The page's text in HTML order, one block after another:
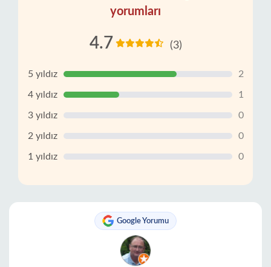
yorumları
4.7 (3)
5 yıldız 2
4 yıldız 1
3 yıldız 0
2 yıldız 0
1 yıldız 0
Google Yorumu